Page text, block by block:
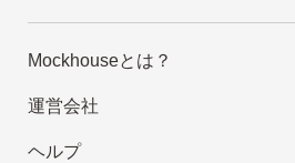
Mockhouseとは？
運営会社
ヘルプ